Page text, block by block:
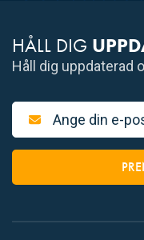
HÅLL DIG
Håll dig uppdaterad